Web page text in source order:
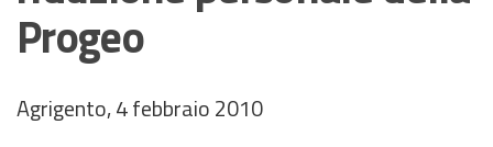
Progeo
Agrigento, 4 febbraio 2010